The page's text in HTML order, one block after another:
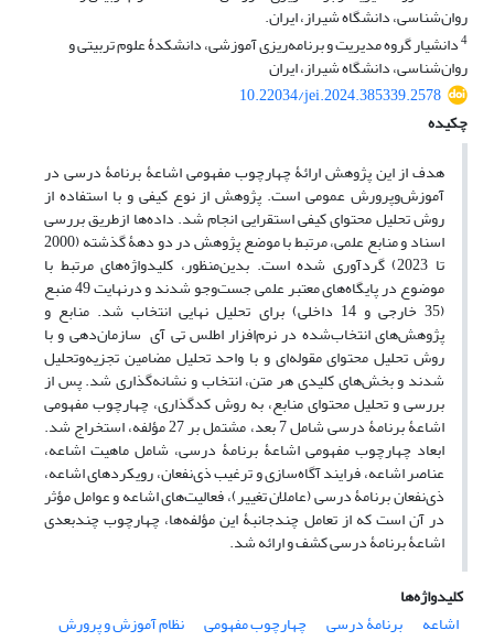
روان‌شناسی، دانشگاه شیراز، ایران.
4دانشیار گروه مدیریت و برنامه‌ریزی آموزشی، دانشکدۀ علوم تربیتی و
روان‌شناسی، دانشگاه شیراز، ایران
10.22034/jei.2024.385339.2578
چکیده
هدف از این پژوهش ارائۀ چهارچوب مفهومی اشاعۀ برنامۀ درسی در
آموزش‌وپرورش عمومی است. پژوهش از نوع کیفی و با استفاده از
روش تحلیل محتوای کیفی استقرایی انجام شد. داده‌ها ازطریق بررسی
اسناد و منابع علمی، مرتبط با موضع پژوهش در دو دهۀ گذشته (2000
تا 2023) گردآوری شده است. بدین‌منظور، کلیدواژه‌های مرتبط با
موضوع در پایگاه‌های معتبر علمی جست‌وجو شدند و درنهایت 49 منبع
(35 خارجی و 14 داخلی) برای تحلیل نهایی انتخاب شد. منابع و
پژوهش‌های انتخاب‌شده در نرم‌افزار اطلس تی آی سازمان‌دهی و با
روش تحلیل محتوای مقوله‌ای و با واحد تحلیل مضامین تجزیه‌وتحلیل
شدند و بخش‌های کلیدی هر متن، انتخاب و نشانه‌گذاری شد. پس از
بررسی و تحلیل محتوای منابع، به روش کدگذاری، چهارچوب مفهومی
اشاعۀ برنامۀ درسی شامل 7 بعد، مشتمل بر 27 مؤلفه، استخراج شد.
ابعاد چهارچوب مفهومی اشاعۀ برنامۀ درسی، شامل ماهیت اشاعه،
عناصر اشاعه، فرایند آگاه‌سازی و ترغیب ذی‌نفعان، رویکردهای اشاعه،
ذی‌نفعان برنامۀ درسی (عاملان تغییر)، فعالیت‌های اشاعه و عوامل مؤثر
در آن است که از تعامل چندجانبۀ این مؤلفه‌ها، چهارچوب چندبعدی
اشاعۀ برنامۀ درسی کشف و ارائه شد.
کلیدواژه‌ها
اشاعه
برنامۀ درسی چهارچوب مفهومی نظام آموزش‌ و پرورش